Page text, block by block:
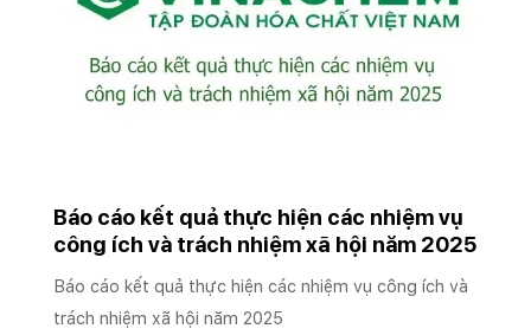
Báo cáo kết quả thực hiện các nhiệm vụ
công ích và trách nhiệm xã hội năm 2025
Báo cáo kết quả thực hiện các nhiệm vụ công ích và
trách nhiệm xã hội năm 2025